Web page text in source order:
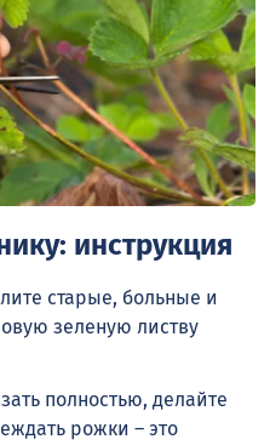
инструкция
старые, больные и
зеленую листву
полностью, делайте
рожки – это